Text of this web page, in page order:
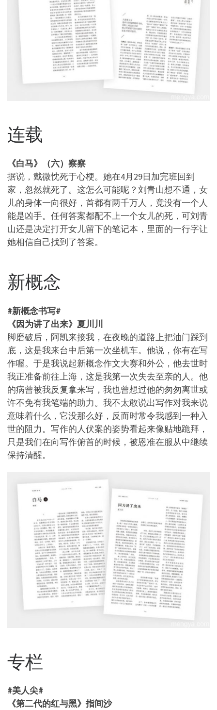
连载
《白马》（六）察察
据说，戴微忱死于心梗。她在4月29日加完班回到
家，忽然就死了。这怎么可能呢？刘青山想不通，女
儿的身体一向很好，首都有两千万人，竟没有一个人
能是凶手。任何答案都配不上一个女儿的死，可刘青
山还是决定打开女儿留下的笔记本，里面的一行字让
她相信自己找到了答案。
新概念
#新概念书写#
《因为讲了出来》夏川川
脚磨破后，阿凯来接我，在夜晚的道路上把油门踩到
底，这是我来台中后第一次坐机车。他说，你有在写
作喔。于是我说起新概念作文大赛和外公，他去世时
我正准备前往上海，这是我第一次失去至亲的人。他
的病曾被我反复拿来写，我也曾想过他的匆匆离世或
许不免有我笔端的助力。我不太敢说出写作对我来说
意味着什么，它没那么好，反而时常令我感到一种入
世的阻力。写作的人伏案的姿势看起来像贴地跪拜，
只是我们在向写作俯首的时候，被恩准在服从中继续
保持清醒。
专栏
#美人尖#
《第二代的红与黑》指间沙